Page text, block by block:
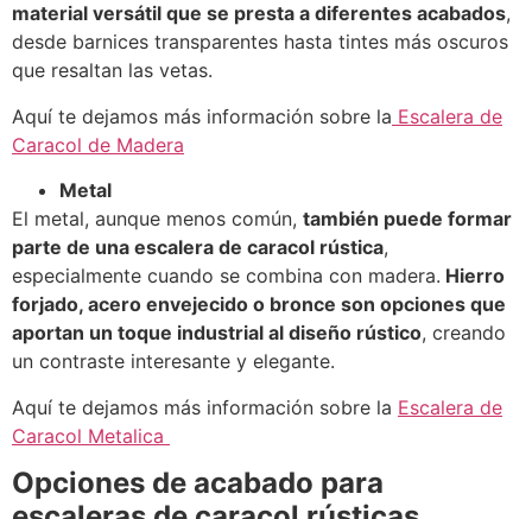
material versátil que se presta a diferentes acabados,
desde barnices transparentes hasta tintes más oscuros
que resaltan las vetas.
Aquí te dejamos más información sobre la Escalera de
Caracol de Madera
Metal
El metal, aunque menos común, también puede formar
parte de una escalera de caracol rústica,
especialmente cuando se combina con madera. Hierro
forjado, acero envejecido o bronce son opciones que
aportan un toque industrial al diseño rústico, creando
un contraste interesante y elegante.
Aquí te dejamos más información sobre la Escalera de
Caracol Metalica
Opciones de acabado para